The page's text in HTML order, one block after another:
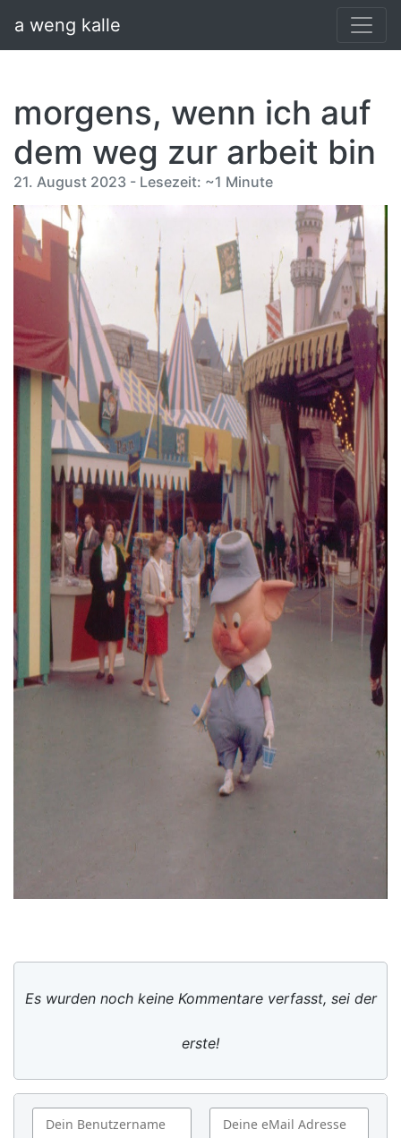
a weng kalle
morgens, wenn ich auf
dem weg zur arbeit bin
21. August 2023 - Lesezeit: ~1 Minute
Es wurden noch keine Kommentare verfasst, sei der
erste!